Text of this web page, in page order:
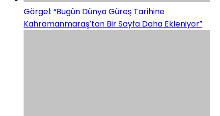
Görgel: “Bugün Dünya Güreş Tarihine
Kahramanmaraş’tan Bir Sayfa Daha Ekleniyor”